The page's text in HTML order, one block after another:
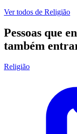
Ver todos de Religião
Pessoas que
também
Religião